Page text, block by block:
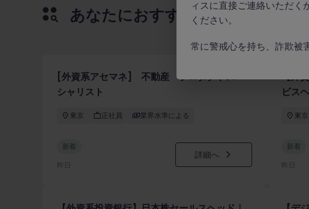
あなたにおすすめの求人
[外資系アセマネ] 不動産 プロダクトスペ
シャリスト
東京 正社員 業界水準による
新着
昨日
詳細へ
【外
ビス
東京
新着
昨日
ィスに直接ご連絡いただくか
ください。
常に警戒心を持ち、詐欺被